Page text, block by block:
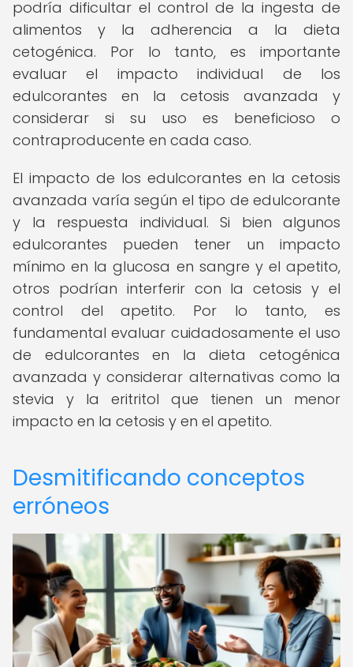
podría dificultar el control de la ingesta de
alimentos y la adherencia a la dieta
cetogénica. Por lo tanto, es importante
evaluar el impacto individual de los
edulcorantes en la cetosis avanzada y
considerar si su uso es beneficioso o
contraproducente en cada caso.
El impacto de los edulcorantes en la cetosis
avanzada varía según el tipo de edulcorante
y la respuesta individual. Si bien algunos
edulcorantes pueden tener un impacto
mínimo en la glucosa en sangre y el apetito,
otros podrían interferir con la cetosis y el
control del apetito. Por lo tanto, es
fundamental evaluar cuidadosamente el uso
de edulcorantes en la dieta cetogénica
avanzada y considerar alternativas como la
stevia y la eritritol que tienen un menor
impacto en la cetosis y en el apetito.
Desmitificando conceptos
erróneos